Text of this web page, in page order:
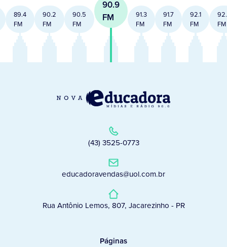
89.4
FM
90.2
FM
90.5
FM
90.9
FM
91.3
FM
91.7
FM
92.1
FM
FM
(43) 3525-0773
educadoravendas@uol.com.br
Rua Antônio Lemos, 807, Jacarezinho - PR
Páginas